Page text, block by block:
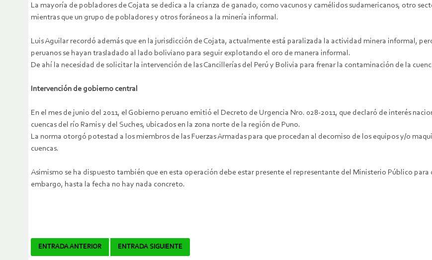
La mayoría de pobladores de Cojata se dedica a la crianza de ganado, como vacunos y camélidos sudamericanos, otro
mientras que un grupo de pobladores y otros foráneos a la minería informal.
Luis Aguilar recordó además que en la jurisdicción de Cojata, actualmente está paralizada la actividad minera informal,
peruanos se hayan trasladado al lado boliviano para seguir explotando el oro de manera informal.
De ahí la necesidad de solicitar la intervención de las Cancillerías del Perú y Bolivia para frenar la contaminación de la
Intervención de gobierno central
En el mes de junio del 2011, el Gobierno peruano emitió el Decreto de Urgencia Nro. 028-2011, que declaró de interés
cuencas del río Ramis y del Suches, ubicados en la zona norte de la región de Puno.
La norma otorgó potestad a los miembros de las Fuerzas Armadas para que procedan al decomiso de los equipos y/o
cuencas.
Asimismo se ha dispuesto también que en esta operación debe estar presente el representante del Ministerio Público
embargo, hasta la fecha no hay nada concreto.
Navegador
ENTRADA ANTERIOR ENTRADA SIGUIENTE